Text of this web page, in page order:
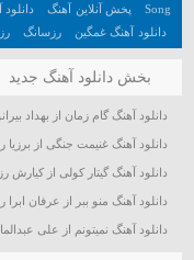
Song
پخش آنلاین آهنگ
دانلود آهنگ غمگین
رزسانگ
بخش دانلود آهنگ جدید
دانلود آهنگ گام زمان از بهداد
دانلود آهنگ غنیمت جنگی از برزیا
دانلود آهنگ گیتار کولی از کیارش
دانلود آهنگ منو ببر از عرفان ابرا
دانلود آهنگ نمیتونم از علی